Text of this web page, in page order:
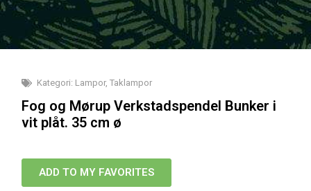
Kategori: Lampor,Taklampor
Fog og Mørup Verkstadspendel Bunker i
vit plåt. 35 cm ø
ADD TO MY FAVORITES